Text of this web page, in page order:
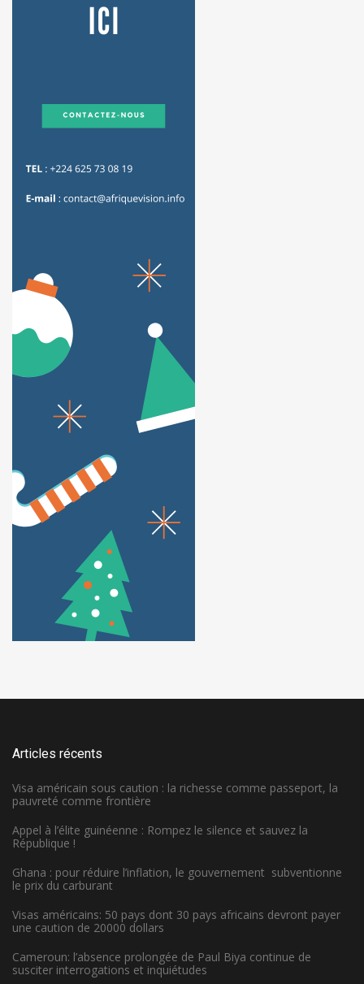
Articles récents
Visa américain sous caution : la richesse comme passeport, la
pauvreté comme frontière
Appel à l’élite guinéenne : Rompez le silence et sauvez la
République !
Ghana : pour réduire l’inflation, le gouvernement subventionne
le prix du carburant
Visas américains: 50 pays dont 30 pays africains devront payer
une caution de 20000 dollars
Cameroun: l’absence prolongée de Paul Biya continue de
susciter interrogations et inquiétudes